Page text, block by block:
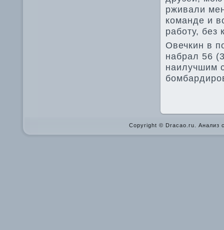
рживали
команде­ и
работу, без
Ове­чкин в
набрал 56
наилучшим
Copyright © Dracao.ru. Анализ